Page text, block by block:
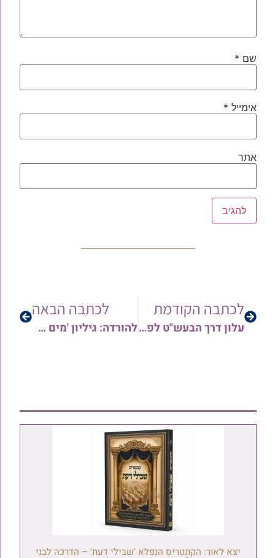
שם *
אימייל *
אתר
לכתבה הקודמת
עלון דרך הבעש"ט לפרשת שמיני תשפ"א | גיליון 210
לכתבה הבאה
להורדה: גיליון 'מים חיים' לפרשת שמיני תשפ”א | מתורתו של הגאון הרב שלמה יהודה – הינוקא | לעיון והורדה
יצא לאור: הקונטריס הנפלא 'שבילי דעת' – הדרכה לבני